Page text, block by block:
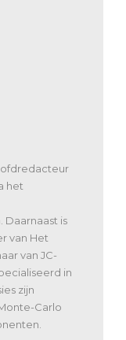
het
is
van Het
van JC-
in
zijn
Carlo